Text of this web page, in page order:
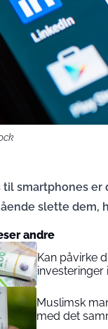
til smartphones
slette dem,
andre
Kan påvirke
investeringer
Muslimsk
med det